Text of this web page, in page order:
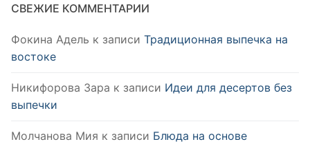
СВЕЖИЕ КОММЕНТАРИИ
Фокина Адель к записи Традиционная выпечка на
востоке
Никифорова Зара к записи Идеи для десертов без
выпечки
Молчанова Мия к записи Блюда на основе